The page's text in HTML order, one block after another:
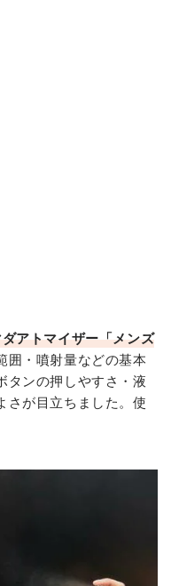
アトマイザー「メンズ
囲・噴射量などの基本
タンの押しやすさ・液
さが目立ちました。使